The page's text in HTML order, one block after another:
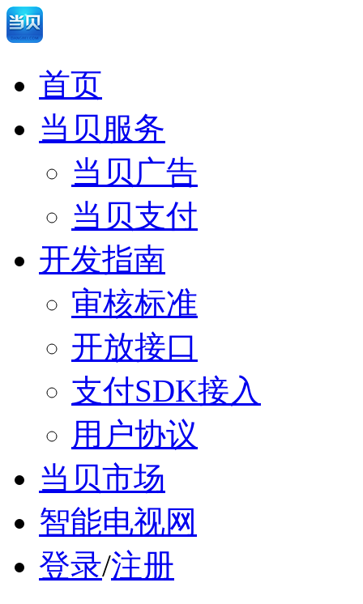
首页
当贝服务
当贝广告
当贝支付
开发指南
审核标准
开放接口
支付SDK接入
用户协议
当贝市场
智能电视网
登录/注册